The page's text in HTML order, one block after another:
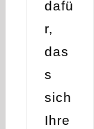
dafü
r,
das
s
sich
Ihre